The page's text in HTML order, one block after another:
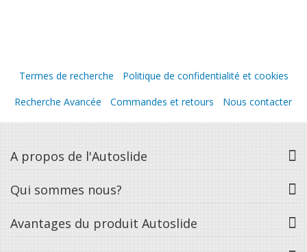
Termes de recherche
Politique de confidentialité et cookies
Recherche Avancée
Commandes et retours Nous contacter
A propos de l'Autoslide
Qui sommes nous?
Avantages du produit Autoslide